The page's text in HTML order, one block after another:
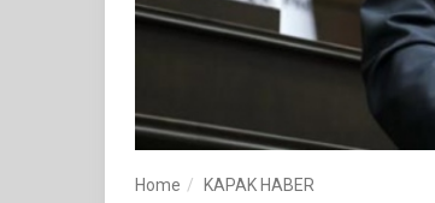
Home KAPAK HABER